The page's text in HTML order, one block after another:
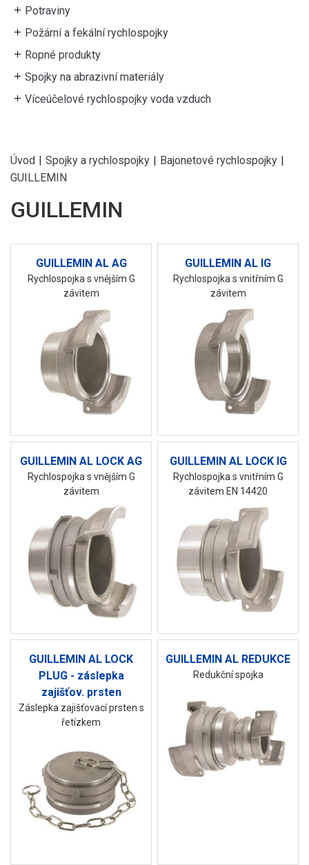
Potraviny
Požární a fekální rychlospojky
Ropné produkty
Spojky na abrazivní materiály
Víceúčelové rychlospojky voda vzduch
Úvod | Spojky a rychlospojky | Bajonetové rychlospojky |
GUILLEMIN
GUILLEMIN
GUILLEMIN AL AG
Rychlospojka s vnějším G
závitem
GUILLEMIN AL IG
Rychlospojka s vnitřním G
závitem
GUILLEMIN AL LOCK AG
Rychlospojka s vnějším G
závitem
GUILLEMIN AL LOCK IG
Rychlospojka s vnitřním G
závitem EN 14420
GUILLEMIN AL LOCK
PLUG - záslepka
zajišťov. prsten
Záslepka zajišťovací prsten s
řetízkem
GUILLEMIN AL REDUKCE
Redukční spojka